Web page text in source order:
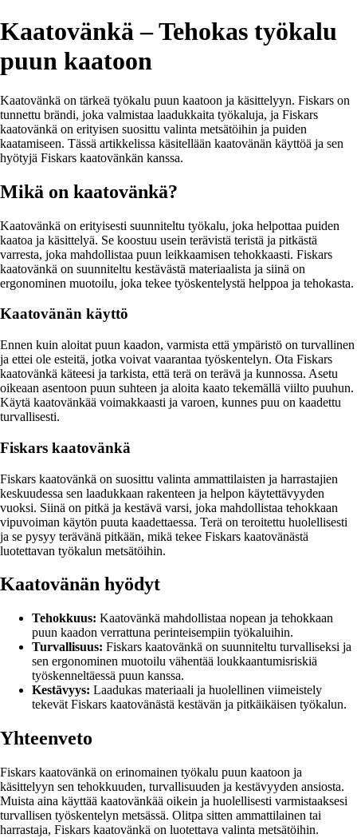
Kaatovänkä – Tehokas työkalu
puun kaatoon
Kaatovänkä on tärkeä työkalu puun kaatoon ja käsittelyyn. Fiskars on
tunnettu brändi, joka valmistaa laadukkaita työkaluja, ja Fiskars
kaatovänkä on erityisen suosittu valinta metsätöihin ja puiden
kaatamiseen. Tässä artikkelissa käsitellään kaatovänän käyttöä ja sen
hyötyjä Fiskars kaatovänkän kanssa.
Mikä on kaatovänkä?
Kaatovänkä on erityisesti suunniteltu työkalu, joka helpottaa puiden
kaatoa ja käsittelyä. Se koostuu usein terävistä teristä ja pitkästä
varresta, joka mahdollistaa puun leikkaamisen tehokkaasti. Fiskars
kaatovänkä on suunniteltu kestävästä materiaalista ja siinä on
ergonominen muotoilu, joka tekee työskentelystä helppoa ja tehokasta.
Kaatovänän käyttö
Ennen kuin aloitat puun kaadon, varmista että ympäristö on turvallinen
ja ettei ole esteitä, jotka voivat vaarantaa työskentelyn. Ota Fiskars
kaatovänkä käteesi ja tarkista, että terä on terävä ja kunnossa. Asetu
oikeaan asentoon puun suhteen ja aloita kaato tekemällä viilto puuhun.
Käytä kaatovänkää voimakkaasti ja varoen, kunnes puu on kaadettu
turvallisesti.
Fiskars kaatovänkä
Fiskars kaatovänkä on suosittu valinta ammattilaisten ja harrastajien
keskuudessa sen laadukkaan rakenteen ja helpon käytettävyyden
vuoksi. Siinä on pitkä ja kestävä varsi, joka mahdollistaa tehokkaan
vipuvoiman käytön puuta kaadettaessa. Terä on teroitettu huolellisesti
ja se pysyy terävänä pitkään, mikä tekee Fiskars kaatovänästä
luotettavan työkalun metsätöihin.
Kaatovänän hyödyt
Tehokkuus: Kaatovänkä mahdollistaa nopean ja tehokkaan
puun kaadon verrattuna perinteisempiin työkaluihin.
Turvallisuus: Fiskars kaatovänkä on suunniteltu turvalliseksi ja
sen ergonominen muotoilu vähentää loukkaantumisriskiä
työskenneltäessä puun kanssa.
Kestävyys: Laadukas materiaali ja huolellinen viimeistely
tekevät Fiskars kaatovänästä kestävän ja pitkäikäisen työkalun.
Yhteenveto
Fiskars kaatovänkä on erinomainen työkalu puun kaatoon ja
käsittelyyn sen tehokkuuden, turvallisuuden ja kestävyyden ansiosta.
Muista aina käyttää kaatovänkää oikein ja huolellisesti varmistaaksesi
turvallisen työskentelyn metsässä. Olitpa sitten ammattilainen tai
harrastaja, Fiskars kaatovänkä on luotettava valinta metsätöihin.